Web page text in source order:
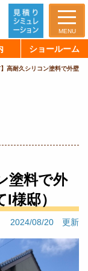
MENU
ショールーム
】高耐久シリコン塗料で外壁
塗料で外
様邸）
2024/08/20 更新